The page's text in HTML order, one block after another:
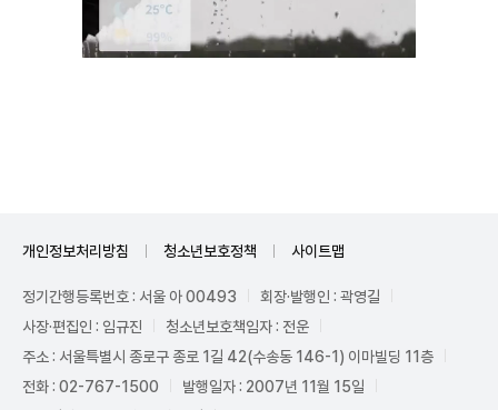
개인정보처리방침 청소년보호정책 사이트맵
정기간행등록번호 : 서울 아 00493
회장·발행인 : 곽영길
사장·편집인 : 임규진
청소년보호책임자 : 전운
주소 : 서울특별시 종로구 종로 1길 42(수송동 146-1) 이마빌딩 11층
전화 : 02-767-1500
발행일자 : 2007년 11월 15일